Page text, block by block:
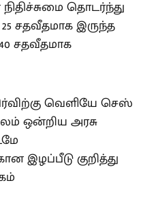
தொடர்ந்து
25 சதவீதமாக இருந்த
சதவீதமாக
வெளியே செஸ்
ஒன்றிய அரசு
இழப்பீடு குறித்து